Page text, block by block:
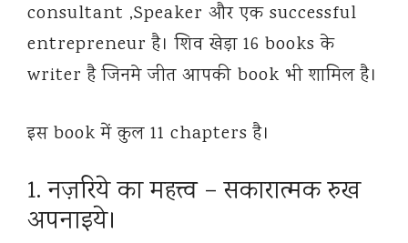
consultant ,Speaker और एक successful
entrepreneur है। शिव खेड़ा 16 books के
writer है जिनमे जीत आपकी book भी शामिल है।
इस book में कुल 11 chapters है।
1. नज़रिये का महत्त्व – सकारात्मक रुख
अपनाइये।